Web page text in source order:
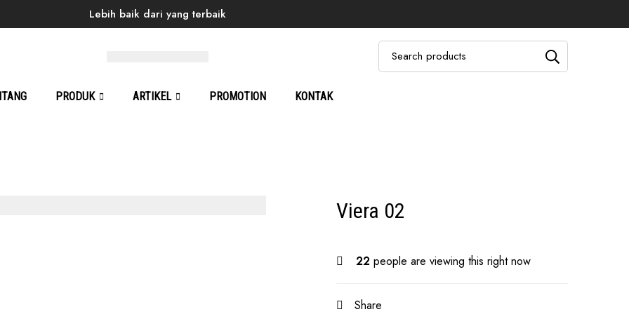
Lebih baik dari yang terbaik
PRODUK ARTIKEL PROMOTION KONTAK
Viera 02
22 people are viewing this right now
Share